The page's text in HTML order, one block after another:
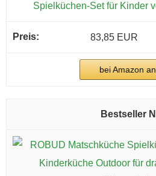
Spielküchen-Set für Kinder
83,85 EUR
bei Amazon